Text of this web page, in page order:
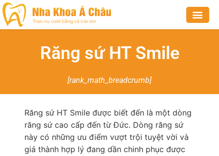
Răng sứ HT Smile
[rank_math_breadcrumb]
Răng sứ HT Smile được biết đến là một dòng
răng sứ cao cấp đến từ Đức. Dòng răng sứ
này có những ưu điểm vượt trội tuyệt vời và
giá thành hợp lý đang dần chinh phục được